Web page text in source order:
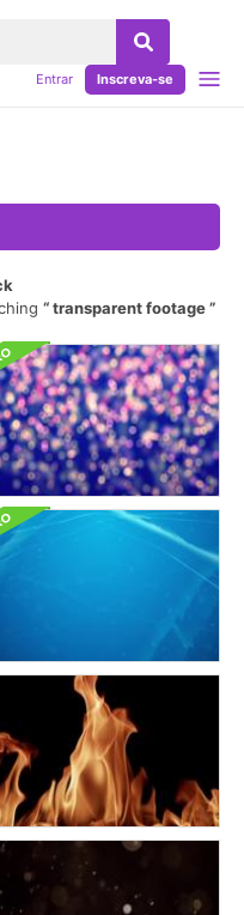
Entrar Inscreva-se
transparent footage